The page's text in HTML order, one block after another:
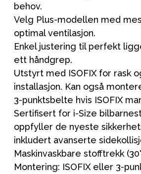
behov.
Velg Plus-modellen med
optimal ventilasjon.
Enkel justering til perfekt
ett håndgrep.
Utstyrt med ISOFIX for rask
installasjon. Kan også
3-punktsbelte hvis ISOFIX
Sertifisert for i-Size
oppfyller de nyeste
inkludert avanserte
Maskinvaskbare stofftrekk
Montering: ISOFIX eller 3-